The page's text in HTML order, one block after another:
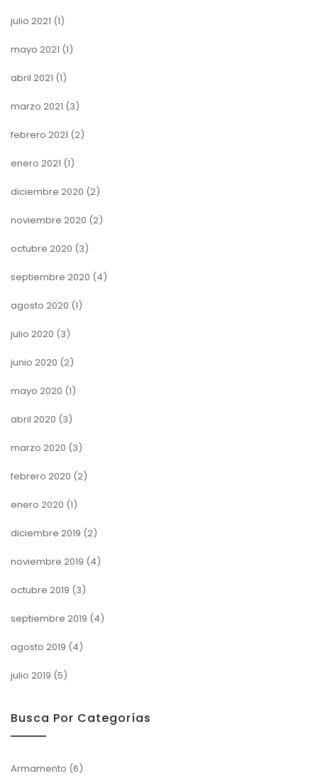
julio 2021 (1)
mayo 2021 (1)
abril 2021 (1)
marzo 2021 (3)
febrero 2021 (2)
enero 2021 (1)
diciembre 2020 (2)
noviembre 2020 (2)
octubre 2020 (3)
septiembre 2020 (4)
agosto 2020 (1)
julio 2020 (3)
junio 2020 (2)
mayo 2020 (1)
abril 2020 (3)
marzo 2020 (3)
febrero 2020 (2)
enero 2020 (1)
diciembre 2019 (2)
noviembre 2019 (4)
octubre 2019 (3)
septiembre 2019 (4)
agosto 2019 (4)
julio 2019 (5)
Busca Por Categorías
Armamento (6)